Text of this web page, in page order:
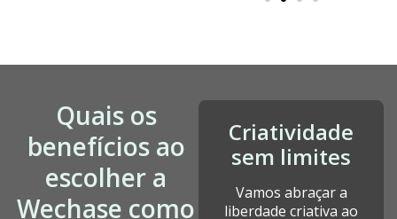
Quais os
benefícios ao
escolher a
Wechase como
Criatividade
sem limites
Vamos abraçar a
liberdade criativa ao